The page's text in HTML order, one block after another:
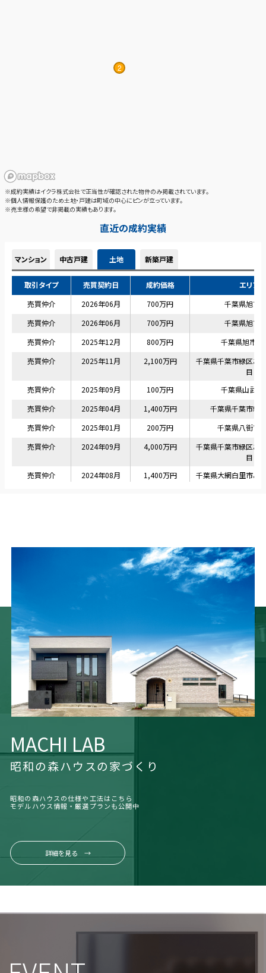
MACHI LAB
昭和の森ハウスの家づくり
昭和の森ハウスの仕様や工法はこちら
モデルハウス情報・厳選プランも公開中
詳細を見る →